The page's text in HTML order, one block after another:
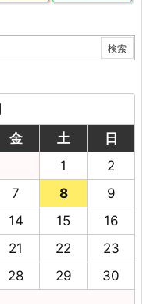
金 土
日
1
2
7 8
9
14 15
16
21 22
23
28 29
30